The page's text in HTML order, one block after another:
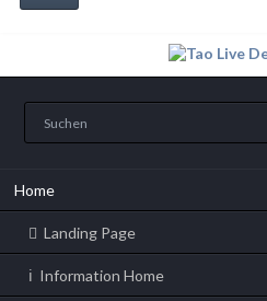
überspringen
Home
Landing Page
Information Home